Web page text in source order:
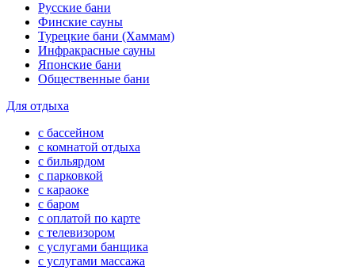
Русские бани
Финские сауны
Турецкие бани (Хаммам)
Инфракрасные сауны
Японские бани
Общественные бани
Для отдыха
с бассейном
с комнатой отдыха
с бильярдом
с парковкой
с караоке
с баром
с оплатой по карте
с телевизором
с услугами банщика
с услугами массажа